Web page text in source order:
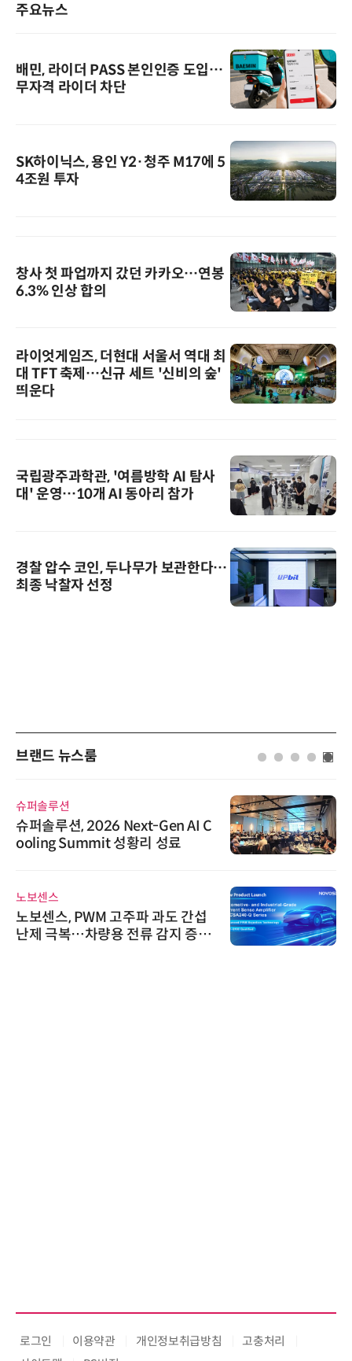
주요뉴스
배민, 라이더 PASS 본인인증 도입…
무자격 라이더 차단
SK하이닉스, 용인 Y2·청주 M17에 5
4조원 투자
창사 첫 파업까지 갔던 카카오…연봉
6.3% 인상 합의
라이엇게임즈, 더현대 서울서 역대 최
대 TFT 축제…신규 세트 '신비의 숲'
띄운다
국립광주과학관, '여름방학 AI 탐사
대' 운영…10개 AI 동아리 참가
경찰 압수 코인, 두나무가 보관한다…
최종 낙찰자 선정
브랜드 뉴스룸
슈퍼솔루션
슈퍼솔루션, 2026 Next-Gen AI C
ooling Summit 성황리 성료
노보센스
노보센스, PWM 고주파 과도 간섭
난제 극복…차량용 전류 감지 증폭
로그인 이용약관 개인정보취급방침
고충처리